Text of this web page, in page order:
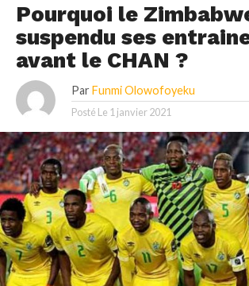
Pourquoi le
suspendu ses
avant le CHAN ?
Par Funmi Olowofoyeku
Posté Le 1 janvier 2021